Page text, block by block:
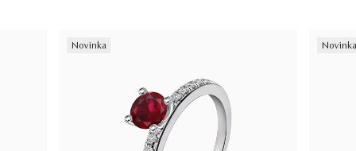
šperky majú naviac certifikát vystavený jedinou znaleckou
organizáciou na Slovensku, SGI.V prípade kúpy diamantového
šperku radíme spozornieť, ak je certifikát, ktorý je k šperku dodaný,
Novinka Novinka